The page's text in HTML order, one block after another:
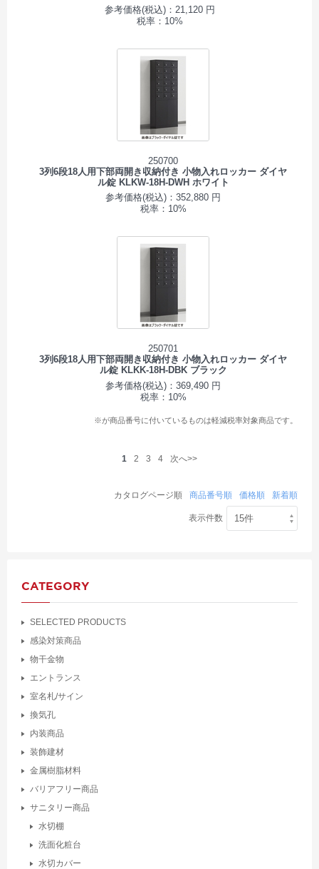
参考価格(税込)：21,120 円
税率：10%
250700
3列6段18人用下部両開き収納付き 小物入れロッカー ダイヤ
ル錠 KLKW-18H-DWH ホワイト
参考価格(税込)：352,880 円
税率：10%
250701
3列6段18人用下部両開き収納付き 小物入れロッカー ダイヤ
ル錠 KLKK-18H-DBK ブラック
参考価格(税込)：369,490 円
税率：10%
※が商品番号に付いているものは軽減税率対象商品です。
1 2 3 4 次へ>>
カタログページ順 商品番号順 価格順 新着順
表示件数
CATEGORY
SELECTED PRODUCTS
感染対策商品
物干金物
エントランス
室名札/サイン
換気孔
内装商品
装飾建材
金属樹脂材料
バリアフリー商品
サニタリー商品
水切棚
洗面化粧台
水切カバー